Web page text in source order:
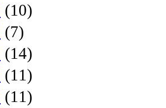
(10)
(7)
(14)
(11)
(11)